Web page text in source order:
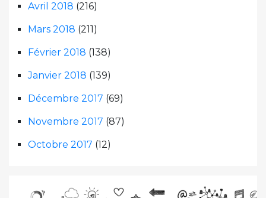
Avril 2018 (216)
Mars 2018 (211)
Février 2018 (138)
Janvier 2018 (139)
Décembre 2017 (69)
Novembre 2017 (87)
Octobre 2017 (12)